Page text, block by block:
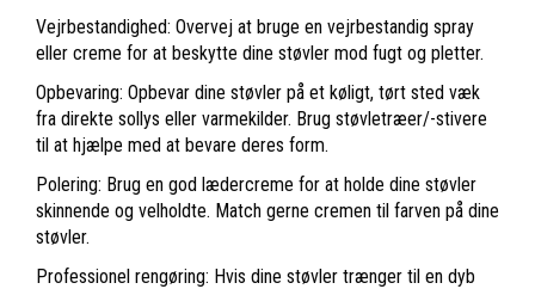
Vejrbestandighed: Overvej at bruge en vejrbestandig spray
eller creme for at beskytte dine støvler mod fugt og pletter.
Opbevaring: Opbevar dine støvler på et køligt, tørt sted væk
fra direkte sollys eller varmekilder. Brug støvletræer/-stivere
til at hjælpe med at bevare deres form.
Polering: Brug en god lædercreme for at holde dine støvler
skinnende og velholdte. Match gerne cremen til farven på dine
støvler.
Professionel rengøring: Hvis dine støvler trænger til en dyb